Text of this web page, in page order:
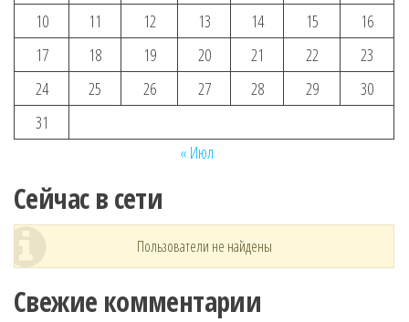
10
11 12 13 14 15
16
17
18 19 20 21 22
23
24
25 26 27 28 29
30
31
« Июл
Сейчас в сети
Пользователи не найдены
Свежие комментарии